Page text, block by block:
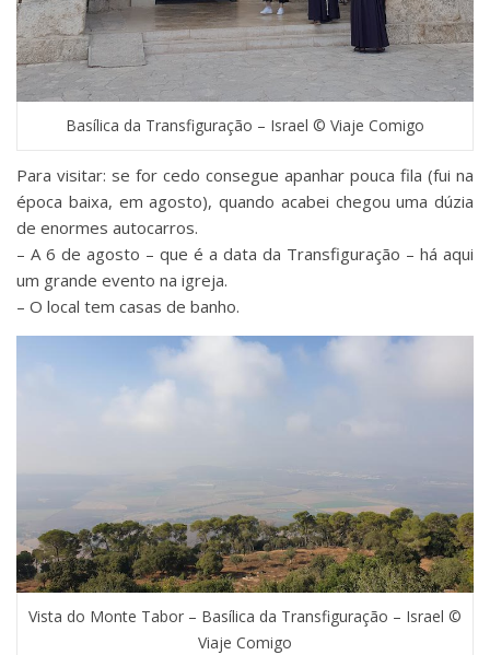
Basílica da Transfiguração – Israel © Viaje Comigo
Para visitar: se for cedo consegue apanhar pouca fila (fui na
época baixa, em agosto), quando acabei chegou uma dúzia
de enormes autocarros.
– A 6 de agosto – que é a data da Transfiguração – há aqui
um grande evento na igreja.
– O local tem casas de banho.
Vista do Monte Tabor – Basílica da Transfiguração – Israel ©
Viaje Comigo